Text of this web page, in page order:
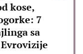
kose,
7
sa